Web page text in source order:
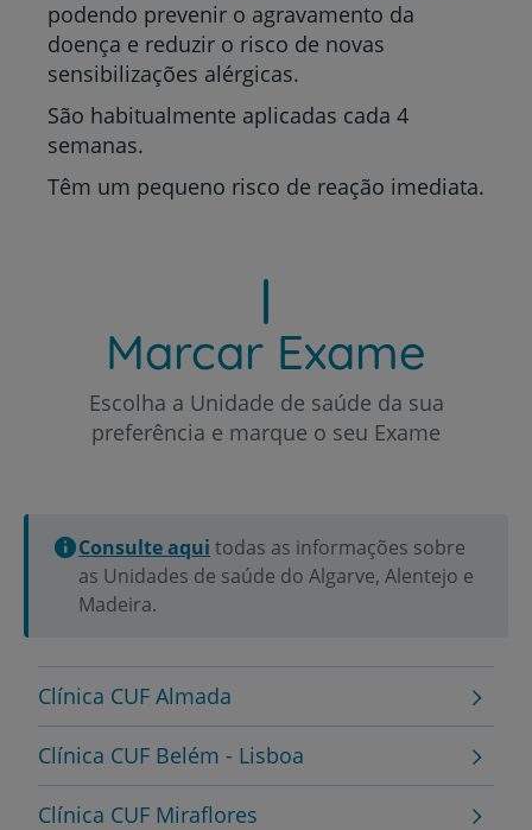
podendo prevenir o agravamento da
doença e reduzir o risco de novas
sensibilizações alérgicas.
São habitualmente aplicadas cada 4
semanas.
Têm um pequeno risco de reação imediata.
Marcar Exame
Escolha a Unidade de saúde da sua
preferência e marque o seu Exame
Consulte aqui todas as informações sobre
as Unidades de saúde do Algarve, Alentejo e
Madeira.
Clínica CUF Almada
Clínica CUF Belém - Lisboa
Clínica CUF Miraflores